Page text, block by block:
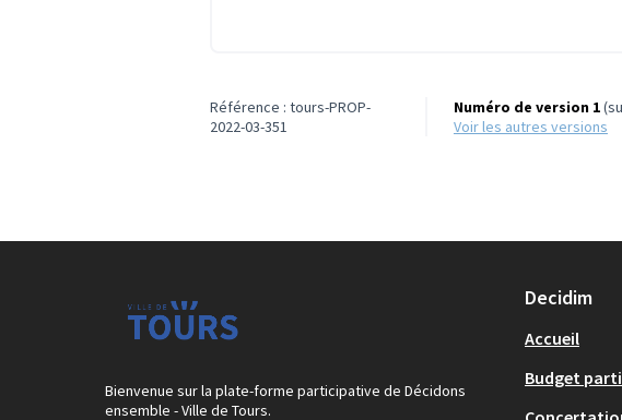
Référence : tours-PROP-
2022-03-351
Numéro de version 1
voir les autres versions
Bienvenue sur la plate-forme participative de Décidons
ensemble - Ville de Tours.
Decidim
Accueil
Budget